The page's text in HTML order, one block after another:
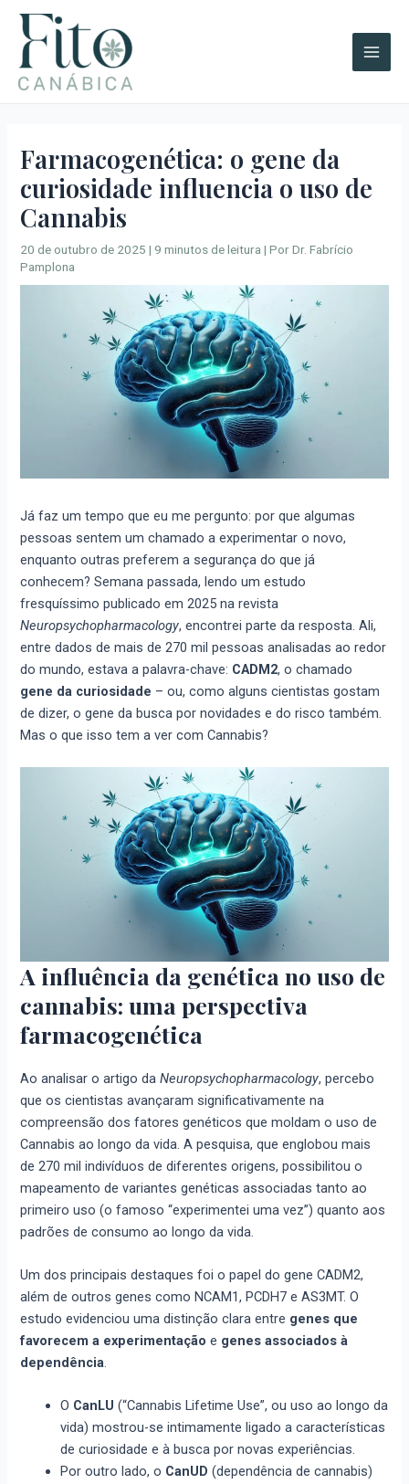
para
conteúdo
Farmacogenética: o gene da
curiosidade influencia o uso de
Cannabis
20 de outubro de 2025| 9 minutos de leitura | PorDr. Fabrício
Pamplona
Já faz um tempo que eu me pergunto: por que algumas
pessoas sentem um chamado a experimentar o novo,
enquanto outras preferem a segurança do que já
conhecem? Semana passada, lendo um estudo
fresquíssimo publicado em 2025 na revista
Neuropsychopharmacology, encontrei parte da resposta. Ali,
entre dados de mais de 270 mil pessoas analisadas ao redor
do mundo, estava a palavra-chave: CADM2, o chamado
gene da curiosidade – ou, como alguns cientistas gostam
de dizer, o gene da busca por novidades e do risco também.
Mas o que isso tem a ver com Cannabis?
A influência da genética no uso de
cannabis: uma perspectiva
farmacogenética
Ao analisar o artigo daNeuropsychopharmacology, percebo
que os cientistas avançaram significativamente na
compreensão dos fatores genéticos que moldam o uso de
Cannabis ao longo da vida. A pesquisa, que englobou mais
de 270 mil indivíduos de diferentes origens, possibilitou o
mapeamento de variantes genéticas associadas tanto ao
primeiro uso (o famoso “experimentei uma vez”) quanto aos
padrões de consumo ao longo da vida.
Um dos principais destaques foi o papel do gene CADM2,
além de outros genes como NCAM1, PCDH7 e AS3MT. O
estudo evidenciou uma distinção clara entre genes que
favorecem a experimentação e genes associados à
dependência.
O CanLU (“Cannabis Lifetime Use”, ou uso ao longo da
vida) mostrou-se intimamente ligado a características
de curiosidade e à busca por novas experiências.
Por outro lado, o CanUD (dependência de cannabis)
A
r
q
u
o
s